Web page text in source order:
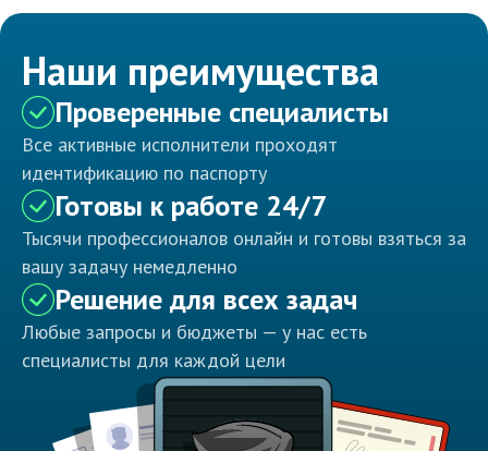
Наши преимущества
Проверенные специалисты
Все активные исполнители проходят
идентификацию по паспорту
Готовы к работе 24/7
Тысячи профессионалов онлайн и готовы взяться за
вашу задачу немедленно
Решение для всех задач
Любые запросы и бюджеты — у нас есть
специалисты для каждой цели